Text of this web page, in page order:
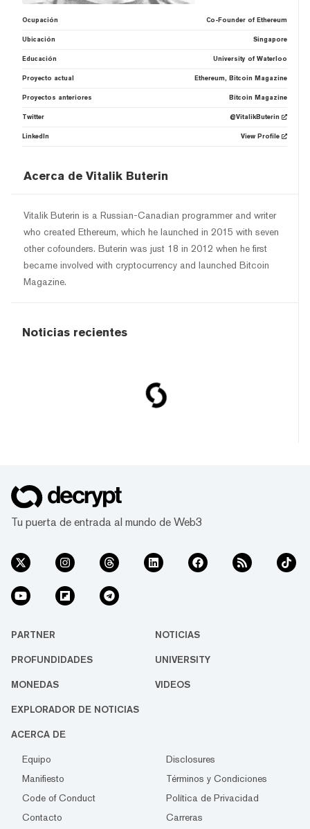
Ocupación Co-Founder of Ethereum
Ubicación Singapore
Educación University of Waterloo
Proyecto actual Ethereum, Bitcoin Magazine
Proyectos anteriores Bitcoin Magazine
Twitter @VitalikButerin
LinkedIn View Profile
Acerca de Vitalik Buterin
Vitalik Buterin is a Russian-Canadian programmer and writer
who created Ethereum, which he launched in 2015 with seven
other cofounders. Buterin was just 18 in 2012 when he first
became involved with cryptocurrency and launched Bitcoin
Magazine.
Noticias recientes
Tu puerta de entrada al mundo de Web3
PARTNER NOTICIAS
PROFUNDIDADES UNIVERSITY
MONEDAS VIDEOS
EXPLORADOR DE NOTICIAS
ACERCA DE
Equipo
Disclosures
Manifiesto
Términos y Condiciones
Code of Conduct
Política de Privacidad
Contacto
Carreras